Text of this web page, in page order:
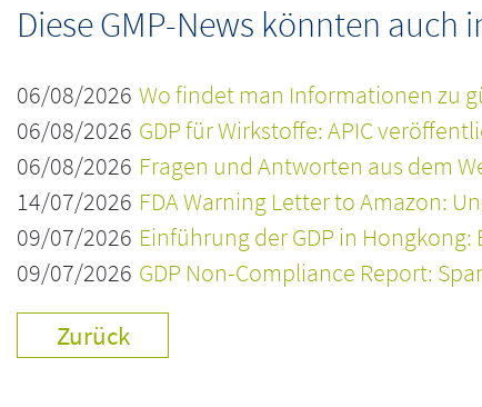
Diese GMP-News könnten auch
06/08/2026 Wo findet man Informationen zu
06/08/2026 GDP für Wirkstoffe: APIC
06/08/2026 Fragen und Antworten aus dem
14/07/2026 FDA Warning Letter to Amazon:
09/07/2026 Einführung der GDP in
09/07/2026 GDP Non-Compliance Report:
Zurück